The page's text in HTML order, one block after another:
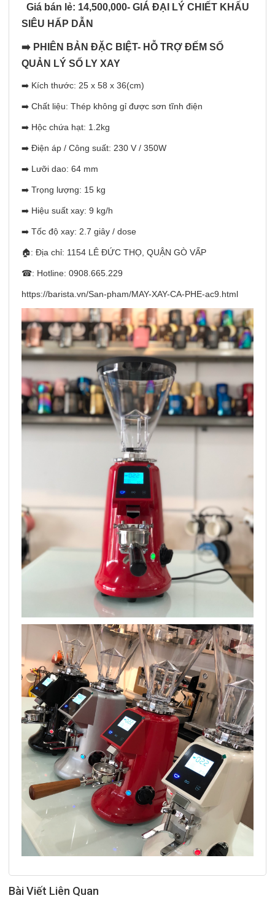
Giá bán lẻ: 14,500,000- GIÁ ĐẠI LÝ CHIẾT KHẤU
SIÊU HẤP DẪN
➡️ PHIÊN BẢN ĐẶC BIỆT- HỖ TRỢ ĐẾM SỐ
QUẢN LÝ SỐ LY XAY
➡️ Kích thước: 25 x 58 x 36(cm)
➡️ Chất liệu: Thép không gỉ được sơn tĩnh điện
➡️ Hộc chứa hạt: 1.2kg
➡️ Điện áp / Công suất: 230 V / 350W
➡️ Lưỡi dao: 64 mm
➡️ Trọng lượng: 15 kg
➡️ Hiệu suất xay: 9 kg/h
➡️ Tốc độ xay: 2.7 giây / dose
🏠: Địa chỉ: 1154 LÊ ĐỨC THỌ, QUẬN GÒ VẤP
☎: Hotline: 0908.665.229
https://barista.vn/San-pham/MAY-XAY-CA-PHE-ac9.html
Bài Viết Liên Quan